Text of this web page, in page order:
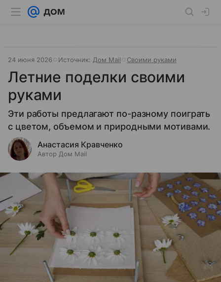
24 июня 2026 Источник: Дом Mail Своими руками
Летние поделки своими
руками
Эти работы предлагают по-разному поиграть
с цветом, объемом и природными мотивами.
Анастасия Кравченко
Автор Дом Mail